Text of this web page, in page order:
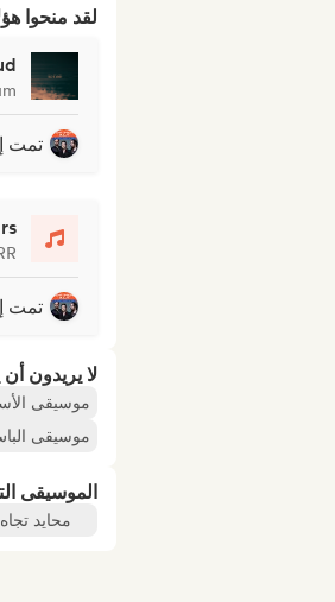
لقد منحوا
تمت
تمت
لا يريدون أن
موسيقى
موسيقى
الموسيقى
محايد